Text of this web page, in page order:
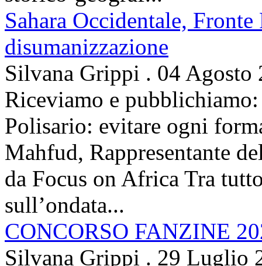
Sahara Occidentale,
disumanizzazione
Silvana Grippi . 04 Agosto
Riceviamo e
Polisario: evitare ogni
Mahfud, Rappresentante
da Focus on Africa Tra
sull’ondata...
CONCORSO FANZINE
Silvana Grippi . 29 Luglio